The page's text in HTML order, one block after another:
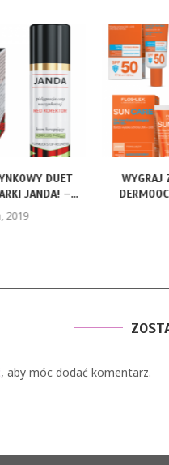
DUET
JANDA! –...
2019
WYGRAJ
, aby móc dodać komentarz.